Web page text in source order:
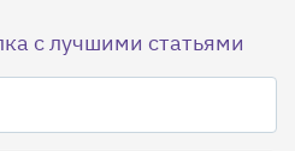
с лучшими статьями